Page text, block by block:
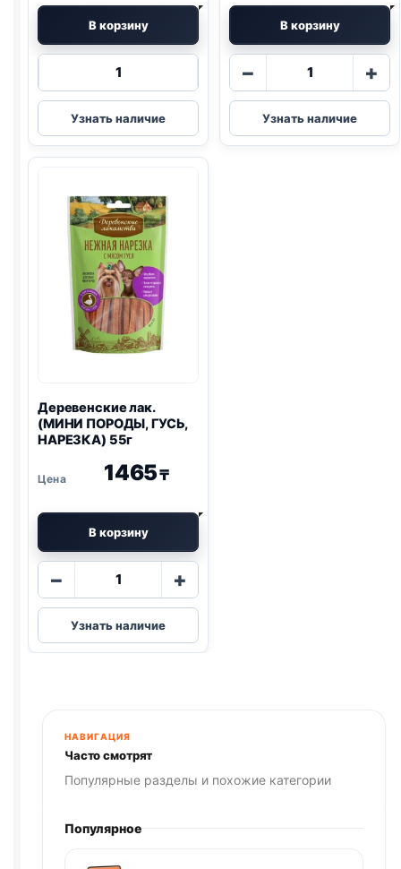
В корзину
Количество
Деревенские
лак.
(КАЛЬЦИЙ,
90г
Узнать наличие
В корзину
−
Количество
Деревенские
лак.
печенье
+
Узнать наличие
Деревенские лак.
(МИНИ ПОРОДЫ, ГУСЬ,
НАРЕЗКА) 55г
1465₸
В корзину
−
Количество
Деревенские
лак.
(МИНИ
55г
+
Узнать наличие
НАВИГАЦИЯ
Часто смотрят
Популярные разделы и похожие категории
Популярное